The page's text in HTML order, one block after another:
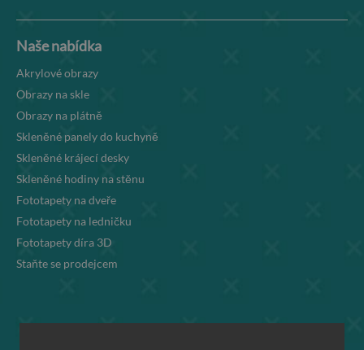
Naše nabídka
Akrylové obrazy
Obrazy na skle
Obrazy na plátně
Skleněné panely do kuchyně
Skleněné krájecí desky
Skleněné hodiny na stěnu
Fototapety na dveře
Fototapety na ledničku
Fototapety díra 3D
Staňte se prodejcem